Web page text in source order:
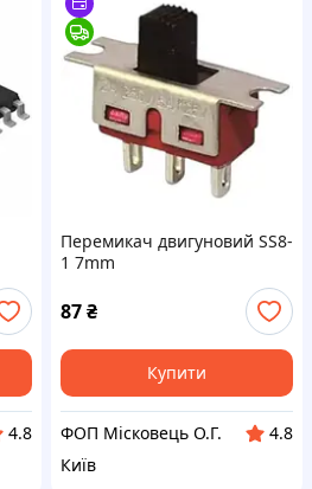
4.8
Перемикач двигуновий SS8-
1 7mm
87₴
Купити
ФОП Місковець О.Г.
4.8
Київ